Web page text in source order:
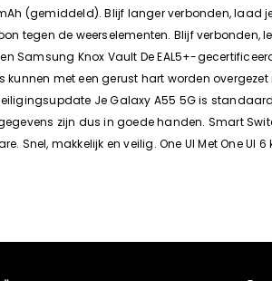
(gemiddeld). Blijf langer verbonden, laad
tegen de weerselementen. Blijf
Samsung Knox Vault De EAL5+-
met een gerust hart worden
Je Galaxy A55 5G is
zijn dus in goede handen. Smart
Snel, makkelijk en veilig. One UI Met One